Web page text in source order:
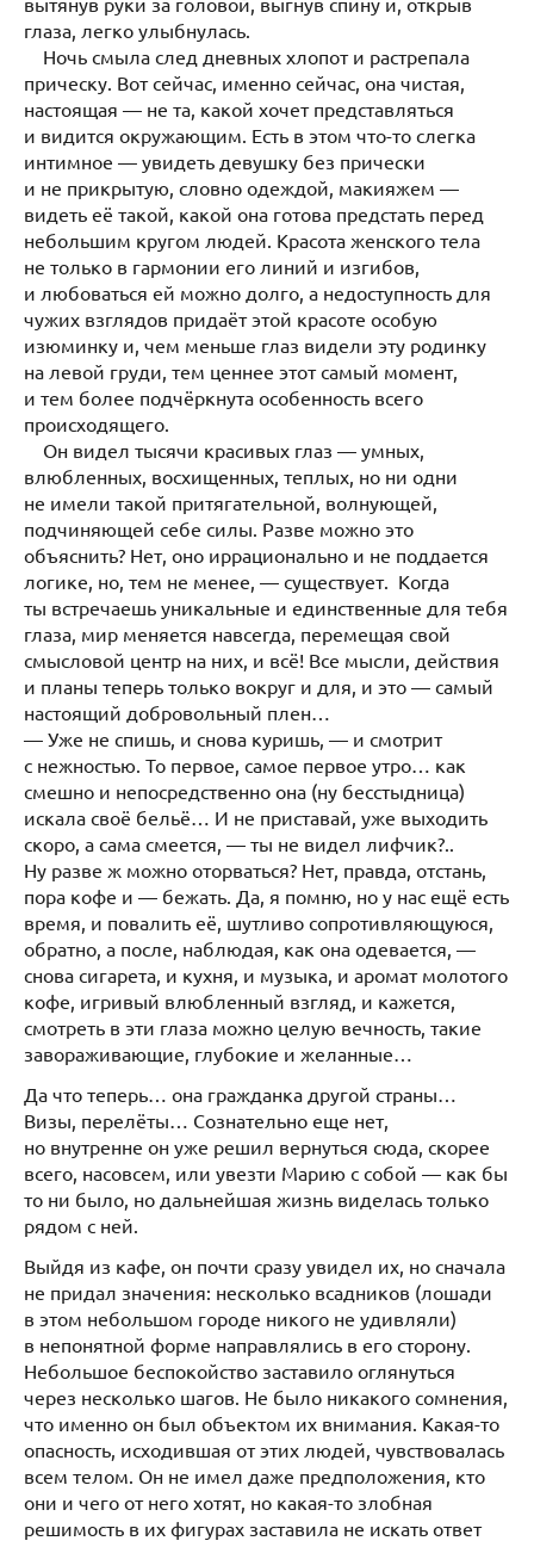
глаза, легко улыбнулась.
Ночь смыла след дневных хлопот и растрепала
прическу. Вот сейчас, именно сейчас, она чистая,
настоящая — не та, какой хочет представляться
и видится окружающим. Есть в этом что-то слегка
интимное — увидеть девушку без прически
и не прикрытую, словно одеждой, макияжем —
видеть её такой, какой она готова предстать перед
небольшим кругом людей. Красота женского тела
не только в гармонии его линий и изгибов,
и любоваться ей можно долго, а недоступность для
чужих взглядов придаёт этой красоте особую
изюминку и, чем меньше глаз видели эту родинку
на левой груди, тем ценнее этот самый момент,
и тем более подчёркнута особенность всего
происходящего.
Он видел тысячи красивых глаз — умных,
влюбленных, восхищенных, теплых, но ни одни
не имели такой притягательной, волнующей,
подчиняющей себе силы. Разве можно это
объяснить? Нет, оно иррационально и не поддается
логике, но, тем не менее, — существует. Когда
ты встречаешь уникальные и единственные для тебя
глаза, мир меняется навсегда, перемещая свой
смысловой центр на них, и всё! Все мысли, действия
и планы теперь только вокруг и для, и это — самый
настоящий добровольный плен…
— Уже не спишь, и снова куришь, — и смотрит
с нежностью. То первое, самое первое утро… как
смешно и непосредственно она (ну бесстыдница)
искала своё бельё… И не приставай, уже выходить
скоро, а сама смеется, — ты не видел лифчик?..
Ну разве ж можно оторваться? Нет, правда, отстань,
пора кофе и — бежать. Да, я помню, но у нас ещё есть
время, и повалить её, шутливо сопротивляющуюся,
обратно, а после, наблюдая, как она одевается, —
снова сигарета, и кухня, и музыка, и аромат молотого
кофе, игривый влюбленный взгляд, и кажется,
смотреть в эти глаза можно целую вечность, такие
завораживающие, глубокие и желанные…
Да что теперь… она гражданка другой страны…
Визы, перелёты… Сознательно еще нет,
но внутренне он уже решил вернуться сюда, скорее
всего, насовсем, или увезти Марию с собой — как бы
то ни было, но дальнейшая жизнь виделась только
рядом с ней.
Выйдя из кафе, он почти сразу увидел их, но сначала
не придал значения: несколько всадников (лошади
в этом небольшом городе никого не удивляли)
в непонятной форме направлялись в его сторону.
Небольшое беспокойство заставило оглянуться
через несколько шагов. Не было никакого сомнения,
что именно он был объектом их внимания. Какая-то
опасность, исходившая от этих людей, чувствовалась
всем телом. Он не имел даже предположения, кто
они и чего от него хотят, но какая-то злобная
решимость в их фигурах заставила не искать ответ